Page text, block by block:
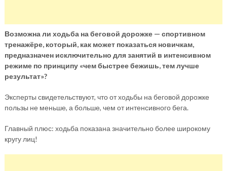
Возможна ли ходьба на беговой дорожке — спортивном
тренажёре, который, как может показаться новичкам,
предназначен исключительно для занятий в интенсивном
режиме по принципу «чем быстрее бежишь, тем лучше
результат»?
Эксперты свидетельствуют, что от ходьбы на беговой дорожке
пользы не меньше, а больше, чем от интенсивного бега.
Главный плюс: ходьба показана значительно более широкому
кругу лиц!